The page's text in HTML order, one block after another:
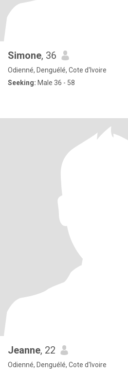
Simone, 36
Odienné, Denguélé, Cote d'Ivoire
Seeking: Male 36 - 58
Jeanne, 22
Odienné, Denguélé, Cote d'Ivoire